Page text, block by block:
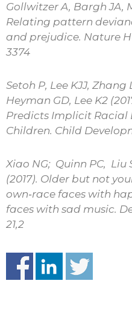
Gollwitzer A, Bargh JA,
Relating pattern
and prejudice. Nature
3374
Setoh P, Lee KJJ, Zhang
Heyman GD, Lee K2
Predicts Implicit Racial
Children. Child
Xiao NG; Quinn PC, Liu
(2017). Older but not
own‐race faces with
faces with sad music.
21,2